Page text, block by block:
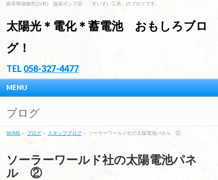
岐阜県瑞穂市の(有) 協栄ポンプ店 「すいすい工房」のブログです。
太陽光＊電化＊蓄電池 おもしろブロ
グ！
TEL 058-327-4477
MENU
ブログ
HOME » ブログ » スタッフブログ » ソーラーワールド社の太陽電池パネル ②
ソーラーワールド社の太陽電池パネ
ル ②